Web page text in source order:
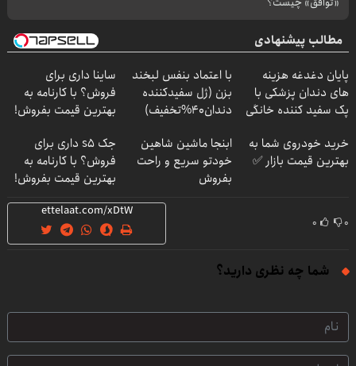
مطالب پیشنهادی
پایان دغدغه هزینه
های دندان پزشکی با
پک سفید کننده خانگی
با اعتماد بنفس لبخند
بزن (ژل سفیدکننده
دندان40%تخفیف)
ساینا داری برای
فروش؟ با کارنامه به
بهترین قیمت بفروش!
خرید خودروی شما به
بهترین قیمت بازار ✅
ابنجا ماشین شاهین
خودتو سریع و راحت
بفروش
جک s5 داری برای
فروش؟ با کارنامه به
بهترین قیمت بفروش!
۰ ۰
شما چه نظری دارید؟